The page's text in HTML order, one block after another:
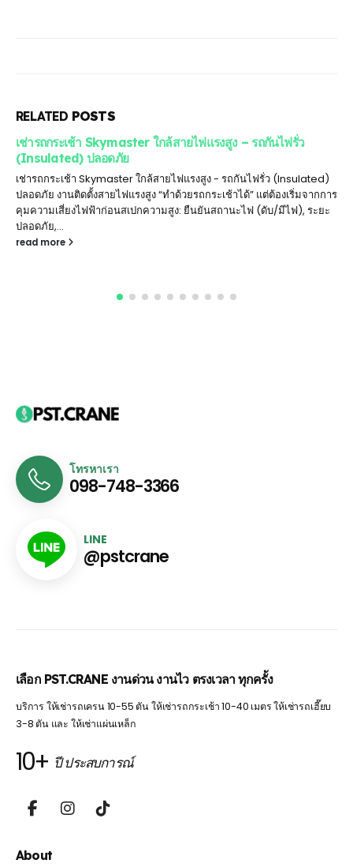
RELATED POSTS
เช่ารถกระเช้า Skymaster ใกล้สายไฟแรงสูง – รถกันไฟรั่ว
(Insulated) ปลอดภัย
เช่ารถกระเช้า Skymaster ใกล้สายไฟแรงสูง - รถกันไฟรั่ว (Insulated)
ปลอดภัย งานติดตั้งสายไฟแรงสูง “ทำด้วยรถกระเช้าได้” แต่ต้องเริ่มจากการ
คุมความเสี่ยงไฟฟ้าก่อนสเปกความสูง: ยืนยันสถานะไฟ (ดับ/มีไฟ), ระยะ
ปลอดภัย,...
read more
โทรหาเรา
098-748-3366
LINE
@pstcrane
เลือก PST.CRANE งานด่วน งานไว ตรงเวลา ทุกครั้ง
บริการ ให้เช่ารถเครน 10-55 ตัน ให้เช่ารถกระเช้า 10-40 เมตร ให้เช่ารถเฮี๊ยบ
3-8 ตัน และ ให้เช่าแผ่นเหล็ก
10+ ปี ประสบการณ์
About